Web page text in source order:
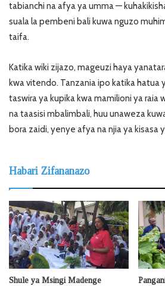
tabianchi na afya ya umma —
suala la pembeni bali kuwa nguzo
taifa.
Katika wiki zijazo, mageuzi haya
kwa vitendo. Tanzania ipo katika hatua
taswira ya kupika kwa mamilioni ya raia
na taasisi mbalimbali, huu unaweza
bora zaidi, yenye afya na njia ya kisasa
Habari Zifananazo
Shule ya Msingi Madenge